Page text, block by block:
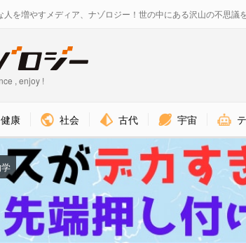
人を増やすメディア、ナゾロジー！世の中にある沢山の不思議
, enjoy !
健康 社会 古代 宇宙